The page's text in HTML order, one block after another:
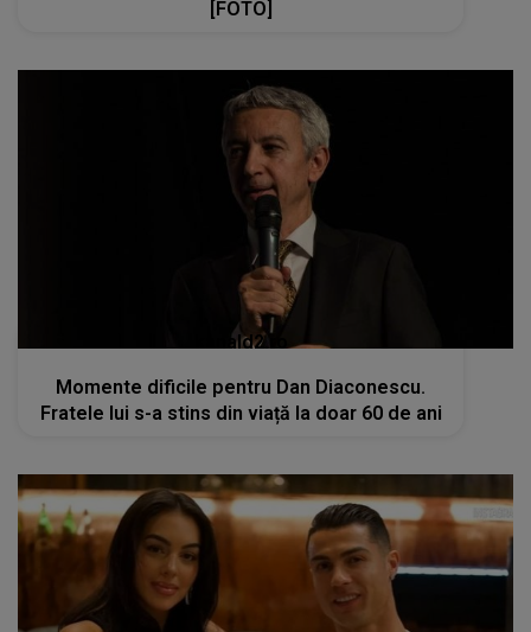
[FOTO]
kanald2.ro
Momente dificile pentru Dan Diaconescu.
Fratele lui s-a stins din viață la doar 60 de ani